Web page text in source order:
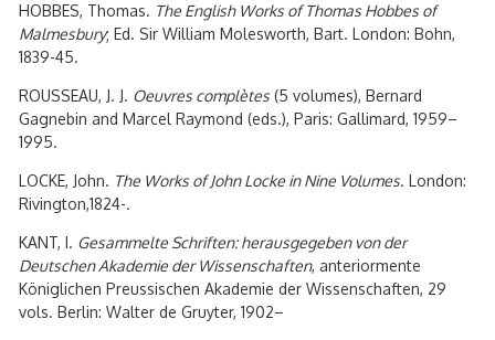
HOBBES, Thomas. The English Works of Thomas Hobbes of
Malmesbury; Ed. Sir William Molesworth, Bart. London: Bohn,
1839-45.
ROUSSEAU, J. J. Oeuvres complètes (5 volumes), Bernard
Gagnebin and Marcel Raymond (eds.), Paris: Gallimard, 1959–
1995.
LOCKE, John. The Works of John Locke in Nine Volumes. London:
Rivington,1824-.
KANT, I. Gesammelte Schriften: herausgegeben von der
Deutschen Akademie der Wissenschaften, anteriormente
Königlichen Preussischen Akademie der Wissenschaften, 29
vols. Berlin: Walter de Gruyter, 1902–